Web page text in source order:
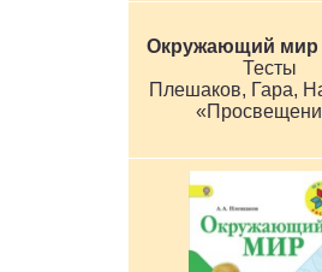
Окружающий мир
Тесты
Плешаков, Гара,